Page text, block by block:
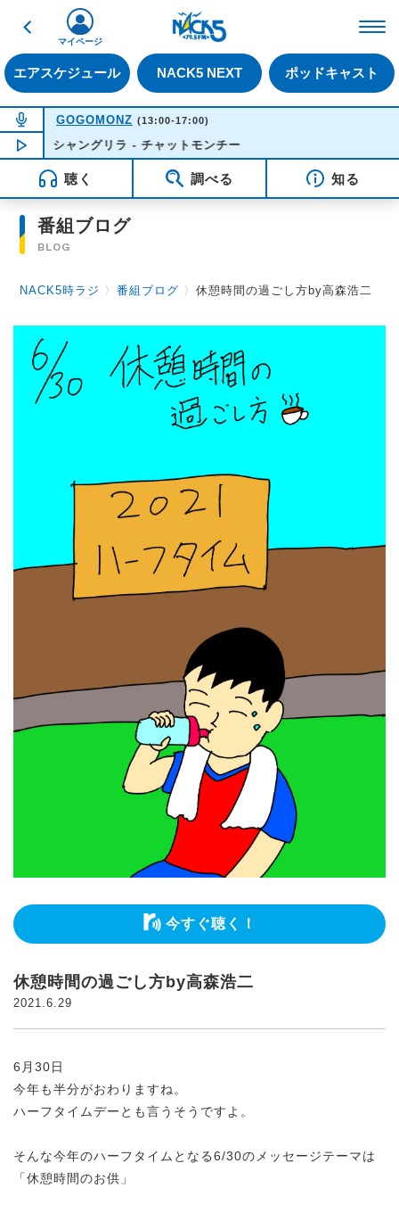
戻る
エアスケジュール NACK5 NEXT ポッドキャスト
マイページ
NOW ON AIR
GOGOMONZ (13:00-17:00)
NOW PLAYING15:25
シャングリラ - チャットモンチー
聴く 調べる 知る
番組ブログ
BLOG
NACK5時ラジ 〉番組ブログ 〉休憩時間の過ごし方by高森浩二
今すぐ聴く！
休憩時間の過ごし方by高森浩二
2021.6.29
6月30日
今年も半分がおわりますね。
ハーフタイムデーとも言うそうですよ。
そんな今年のハーフタイムとなる6/30のメッセージテーマは
「休憩時間のお供」